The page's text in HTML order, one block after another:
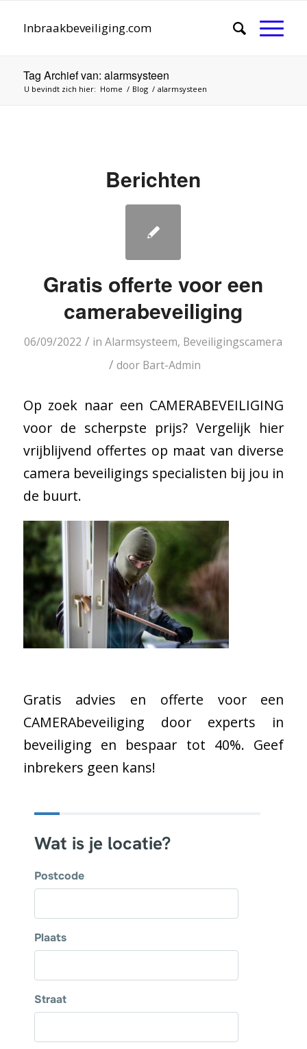
Inbraakbeveiliging.com
Tag Archief van: alarmsysteen
U bevindt zich hier: Home / Blog / alarmsysteen
Berichten
Gratis offerte voor een
camerabeveiliging
06/09/2022 / inAlarmsysteem, Beveiligingscamera
/ door Bart-Admin
Op zoek naar een CAMERABEVEILIGING
voor de scherpste prijs? Vergelijk hier
vrijblijvend offertes op maat van diverse
camera beveiligings specialisten bij jou in
de buurt.
Gratis advies en offerte voor een
CAMERAbeveiliging door experts in
beveiliging en bespaar tot 40%. Geef
inbrekers geen kans!